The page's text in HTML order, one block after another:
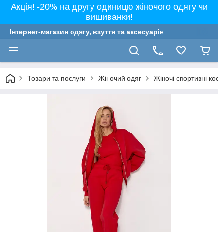
Акція! -20% на другу одиницю жіночого одягу чи
вишиванки!
Інтернет-магазин одягу, взуття та аксесуарів
Товари та послуги Жіночий одяг Жіночі спортивні